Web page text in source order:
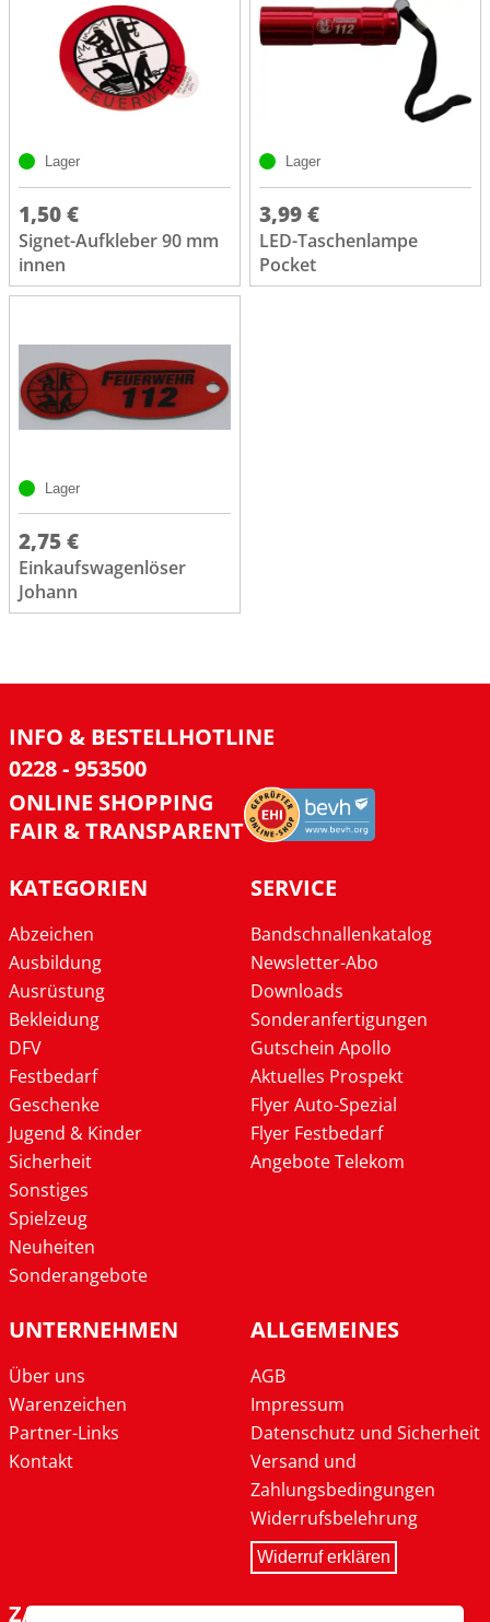
Lager
1,50 €
Signet-Aufkleber 90 mm
innen
Lager
3,99 €
LED-Taschenlampe
Pocket
Lager
2,75 €
Einkaufswagenlöser
Johann
INFO & BESTELLHOTLINE
0228 - 953500
ONLINE SHOPPING
FAIR & TRANSPARENT
KATEGORIEN
Abzeichen
Ausbildung
Ausrüstung
Bekleidung
DFV
Festbedarf
Geschenke
Jugend & Kinder
Sicherheit
Sonstiges
Spielzeug
Neuheiten
Sonderangebote
SERVICE
Bandschnallenkatalog
Newsletter-Abo
Downloads
Sonderanfertigungen
Gutschein Apollo
Aktuelles Prospekt
Flyer Auto-Spezial
Flyer Festbedarf
Angebote Telekom
UNTERNEHMEN
Über uns
Warenzeichen
Partner-Links
Kontakt
ALLGEMEINES
AGB
Impressum
Datenschutz und Sicherheit
Versand und
Zahlungsbedingungen
Widerrufsbelehrung
Widerruf erklären
ZAHLARTEN